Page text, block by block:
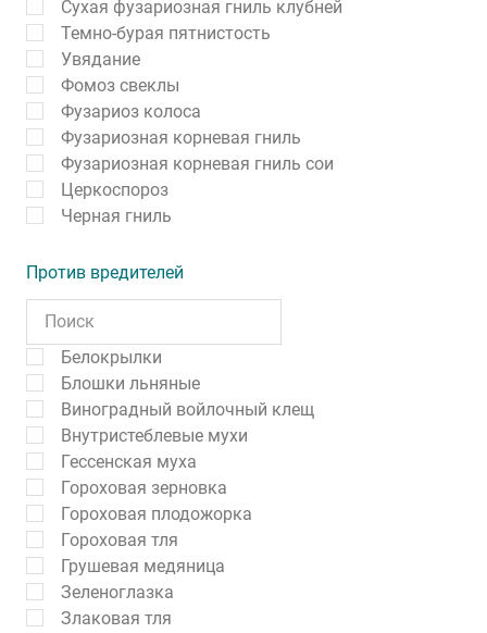
Сухая фузариозная гниль клубней
Темно-бурая пятнистость
Увядание
Фомоз свеклы
Фузариоз колоса
Фузариозная корневая гниль
Фузариозная корневая гниль сои
Церкоспороз
Черная гниль
Против вредителей
Белокрылки
Блошки льняные
Виноградный войлочный клещ
Внутристеблевые мухи
Гессенская муха
Гороховая зерновка
Гороховая плодожорка
Гороховая тля
Грушевая медяница
Зеленоглазка
Злаковая тля